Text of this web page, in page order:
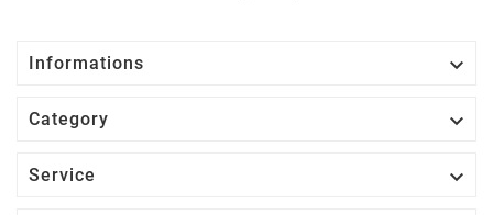
Informations 
Category 
Service 